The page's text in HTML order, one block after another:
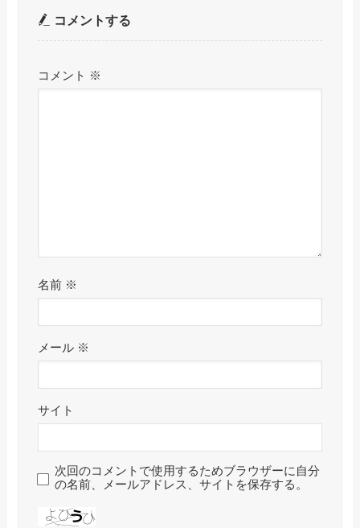
コメントする
コメント ※
名前 ※
メール ※
サイト
次回のコメントで使用するためブラウザーに自分
の名前、メールアドレス、サイトを保存する。